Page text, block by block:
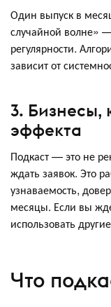
Один выпуск в
случайной волне» —
регулярности.
зависит от
3. Бизнесы,
эффекта
Подкаст — это не
ждать заявок. Это
узнаваемость,
месяцы. Если вы
использовать
Что